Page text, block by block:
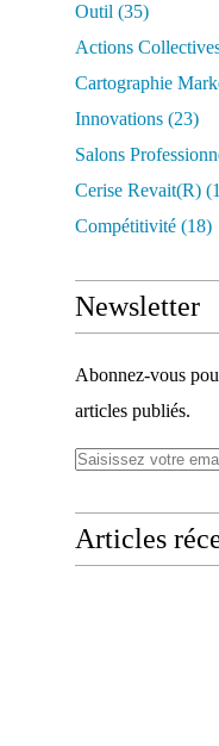
Outil (35)
Actions
Cartographie
Innovations (23)
Salons
Cerise Revait(r)
Compétitivité (18)
Newsletter
Abonnez-vous
articles publiés.
Articles